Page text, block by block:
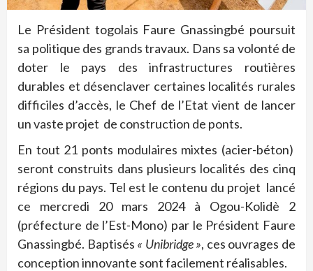
Le Président togolais Faure Gnassingbé poursuit
sa politique des grands travaux. Dans sa volonté de
doter le pays des infrastructures routières
durables et désenclaver certaines localités rurales
difficiles d’accès, le Chef de l’Etat vient de lancer
un vaste projet de construction de ponts.
En tout 21 ponts modulaires mixtes (acier-béton)
seront construits dans plusieurs localités des cinq
régions du pays. Tel est le contenu du projet lancé
ce mercredi 20 mars 2024 à Ogou-Kolidè 2
(préfecture de l’Est-Mono) par le Président Faure
Gnassingbé. Baptisés « Unibridge », ces ouvrages de
conception innovante sont facilement réalisables.